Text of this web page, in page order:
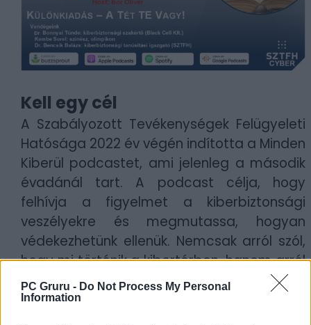
PC Gruru - Do Not Process My Personal
Information
Kell egy cél
A Szabályozott Tevékenységek Felügyeleti
Hatósága 2022 év végén indította a Minden
Kiberül podcastet, ami jelenleg a második
évadánál tart. A podcast célja, hogy
felhívja a figyelmet a kiberbiztonsági
veszélyekre és megmutassa, hogyan
védekezhetünk ellenük. Nemcsak arról szól,
hogy mi történik a kibertérben, hanem arról
is, hogyan tudjuk magunkat és adatainkat
biztonságban tartani. Hasznos tippek,